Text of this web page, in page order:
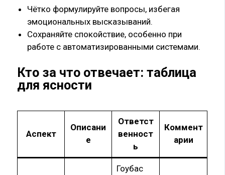
Чётко формулируйте вопросы, избегая
эмоциональных высказываний.
Сохраняйте спокойствие, особенно при
работе с автоматизированными системами.
Кто за что отвечает: таблица
для ясности
Аспект
Описани
е
Ответст
венност
ь
Коммент
арии
Гоубас